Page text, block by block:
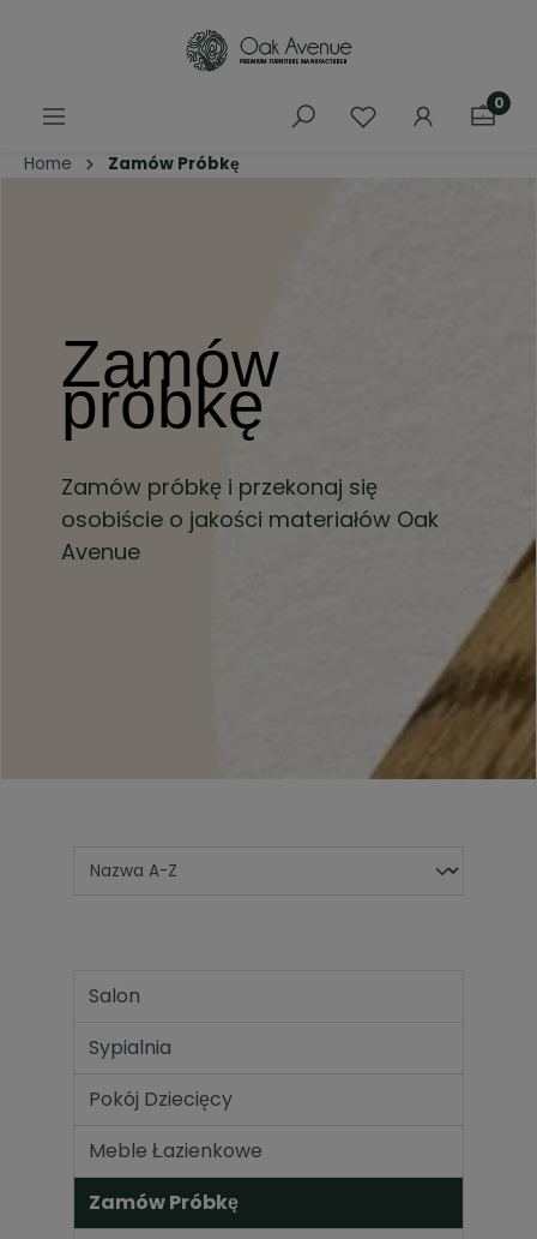
0
Home Zamów Próbkę
Zamów
próbkę
Zamów próbkę i przekonaj się
osobiście o jakości materiałów Oak
Avenue
Salon
Sypialnia
Pokój Dziecięcy
Meble Łazienkowe
Zamów Próbkę